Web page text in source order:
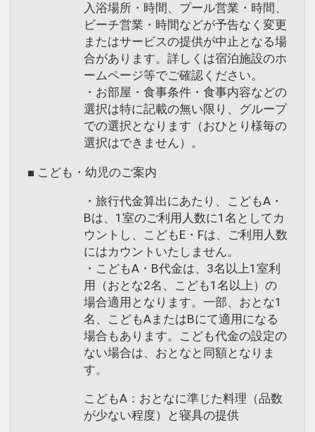
入浴場所・時間、プール営業・時間、
ビーチ営業・時間などが予告なく変更
またはサービスの提供が中止となる場
合があります。詳しくは宿泊施設のホ
ームページ等でご確認ください。
・お部屋・食事条件・食事内容などの
選択は特に記載の無い限り、グループ
での選択となります（おひとり様毎の
選択はできません）。
■ こども・幼児のご案内
・旅行代金算出にあたり、こどもA・
Bは、1室のご利用人数に1名としてカ
ウントし、こどもE・Fは、ご利用人数
にはカウントいたしません。
・こどもA・B代金は、3名以上1室利
用（おとな2名、こども1名以上）の
場合適用となります。一部、おとな1
名、こどもAまたはBにて適用になる
場合もあります。こども代金の設定の
ない場合は、おとなと同額となりま
す。
こどもA：おとなに準じた料理（品数
が少ない程度）と寝具の提供